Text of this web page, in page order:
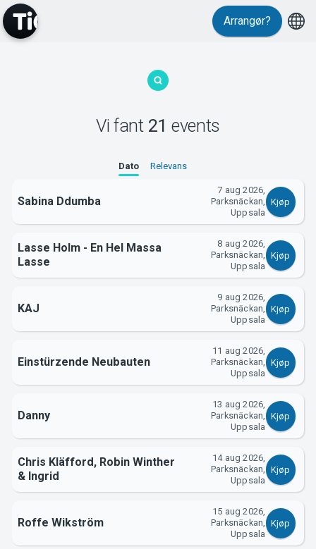
MyTickster
Om Tickster
Arrangør?
Vi fant 21 events
Dato Relevans
Sabina Ddumba
7 aug 2026,
Parksnäckan,
Uppsala
Kjøp
Lasse Holm - En Hel Massa
Lasse
8 aug 2026,
Parksnäckan,
Uppsala
Kjøp
KAJ
9 aug 2026,
Parksnäckan,
Uppsala
Kjøp
Einstürzende Neubauten
11 aug 2026,
Parksnäckan,
Uppsala
Kjøp
Danny
13 aug 2026,
Parksnäckan,
Uppsala
Kjøp
Chris Kläfford, Robin Winther
& Ingrid
14 aug 2026,
Parksnäckan,
Uppsala
Kjøp
Roffe Wikström
15 aug 2026,
Parksnäckan,
Uppsala
Kjøp